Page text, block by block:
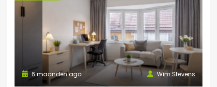
Wim Stevens
6 maanden ago